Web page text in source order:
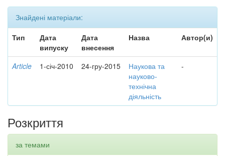
Знайдені матеріали:
Тип
Дата
випуску
Дата
внесення
Назва Автор(и)
Article 1-січ-2010 24-гру-2015
Наукова та
науково-
технічна
діяльність
-
Розкриття
за темами